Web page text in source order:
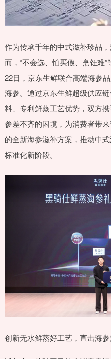
作为传承千年的中式滋补珍品
而，“不会选、怕买假、烹饪难
22日，京东生鲜联合高端海参
海参。通过京东生鲜超级供应
料、专利鲜蒸工艺优势，双方
参差不齐的困境，为消费者带
的全新海参滋补方案，推动中
标准化新阶段。
创新无水鲜蒸好工艺，直击海